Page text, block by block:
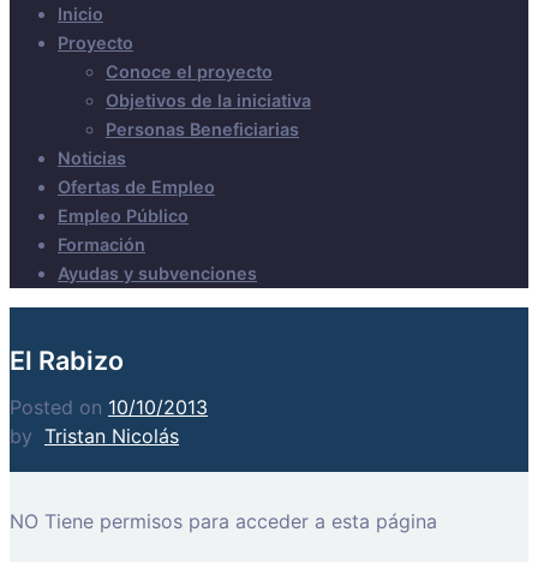
Inicio
Proyecto
Conoce el proyecto
Objetivos de la iniciativa
Personas Beneficiarias
Noticias
Ofertas de Empleo
Empleo Público
Formación
Ayudas y subvenciones
El Rabizo
Posted on 10/10/2013
by Tristan Nicolás
NO Tiene permisos para acceder a esta página